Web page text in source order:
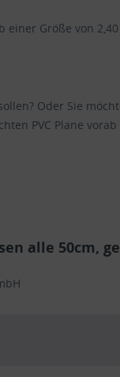
Größe von
Oder Sie
PVC Plane vorab
alle 50cm,